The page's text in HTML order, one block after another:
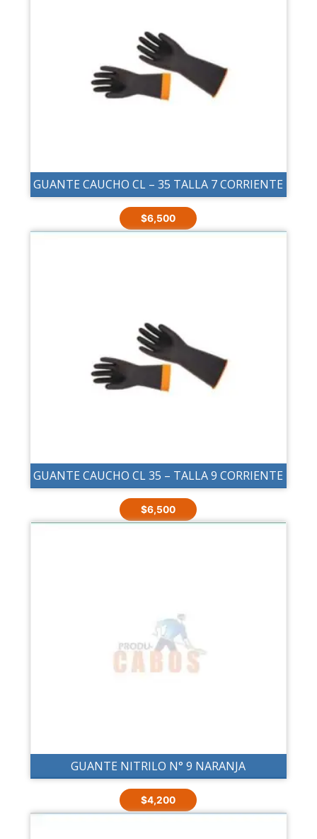
GUANTE CAUCHO CL – 35 TALLA 7 CORRIENTE
$6,500
GUANTE CAUCHO CL 35 – TALLA 9 CORRIENTE
$6,500
GUANTE NITRILO N° 9 NARANJA
$4,200